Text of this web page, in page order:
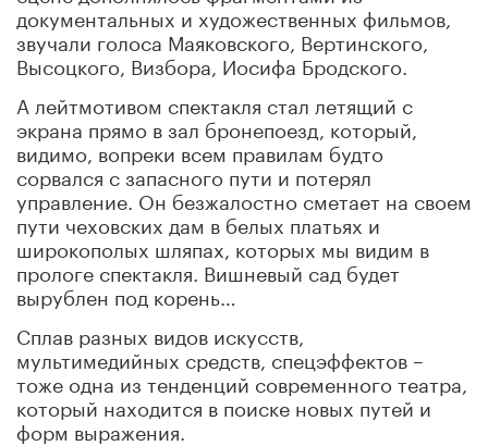
документальных и художественных фильмов,
звучали голоса Маяковского, Вертинского,
Высоцкого, Визбора, Иосифа Бродского.
А лейтмотивом спектакля стал летящий с
экрана прямо в зал бронепоезд, который,
видимо, вопреки всем правилам будто
сорвался с запасного пути и потерял
управление. Он безжалостно сметает на своем
пути чеховских дам в белых платьях и
широкополых шляпах, которых мы видим в
прологе спектакля. Вишневый сад будет
вырублен под корень…
Сплав разных видов искусств,
мультимедийных средств, спецэффектов –
тоже одна из тенденций современного театра,
который находится в поиске новых путей и
форм выражения.